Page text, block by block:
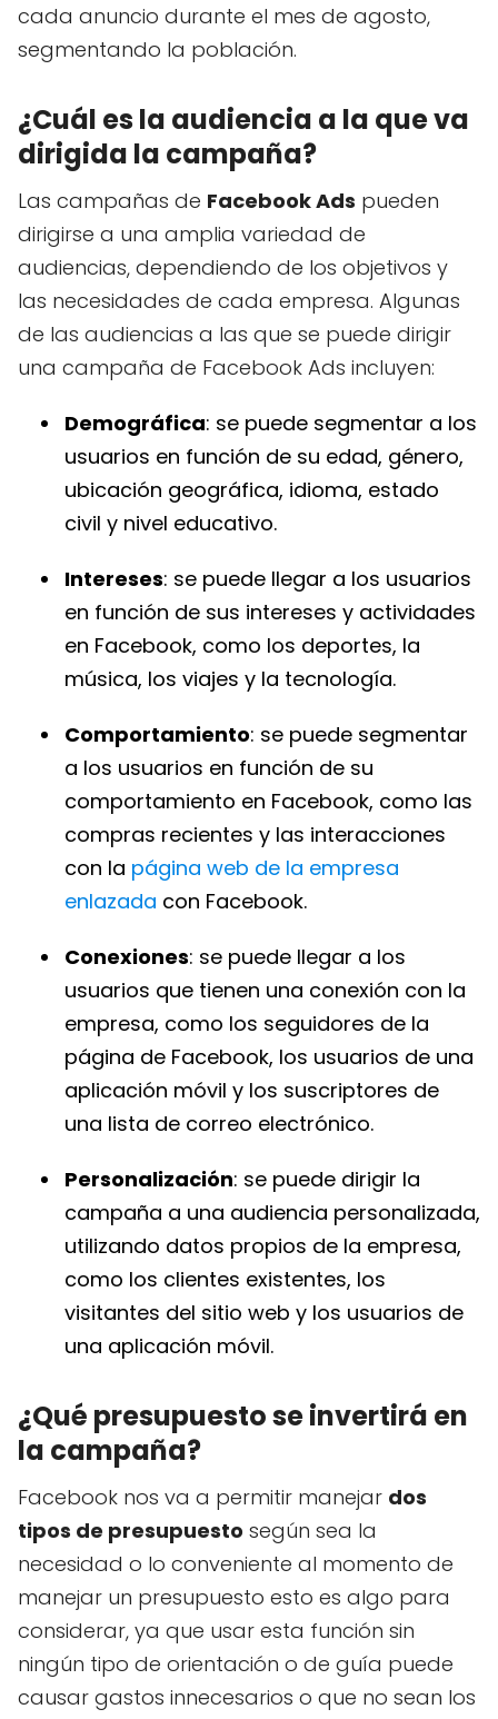
cada anuncio durante el mes de agosto,
segmentando la población.
¿Cuál es la audiencia a la que va
dirigida la campaña?
Las campañas de Facebook Ads pueden
dirigirse a una amplia variedad de
audiencias, dependiendo de los objetivos y
las necesidades de cada empresa. Algunas
de las audiencias a las que se puede dirigir
una campaña de Facebook Ads incluyen:
Demográfica: se puede segmentar a los
usuarios en función de su edad, género,
ubicación geográfica, idioma, estado
civil y nivel educativo.
Intereses: se puede llegar a los usuarios
en función de sus intereses y actividades
en Facebook, como los deportes, la
música, los viajes y la tecnología.
Comportamiento: se puede segmentar
a los usuarios en función de su
comportamiento en Facebook, como las
compras recientes y las interacciones
con la página web de la empresa
enlazada con Facebook.
Conexiones: se puede llegar a los
usuarios que tienen una conexión con la
empresa, como los seguidores de la
página de Facebook, los usuarios de una
aplicación móvil y los suscriptores de
una lista de correo electrónico.
Personalización: se puede dirigir la
campaña a una audiencia personalizada,
utilizando datos propios de la empresa,
como los clientes existentes, los
visitantes del sitio web y los usuarios de
una aplicación móvil.
¿Qué presupuesto se invertirá en
la campaña?
Facebook nos va a permitir manejar dos
tipos de presupuesto según sea la
necesidad o lo conveniente al momento de
manejar un presupuesto esto es algo para
considerar, ya que usar esta función sin
ningún tipo de orientación o de guía puede
causar gastos innecesarios o que no sean los